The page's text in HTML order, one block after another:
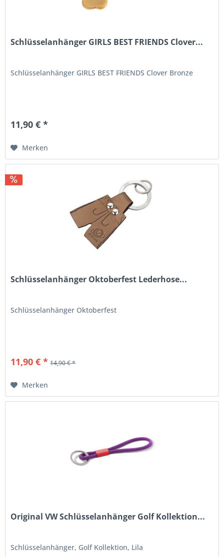
Schlüsselanhänger GIRLS BEST FRIENDS Clover...
Schlüsselanhänger GIRLS BEST FRIENDS Clover Bronze
11,90 € *
Merken
Schlüsselanhänger Oktoberfest Lederhose...
Schlüsselanhänger Oktoberfest
11,90 € * 14,90 € *
Merken
Original VW Schlüsselanhänger Golf Kollektion...
Schlüsselanhänger, Golf Kollektion, Lila